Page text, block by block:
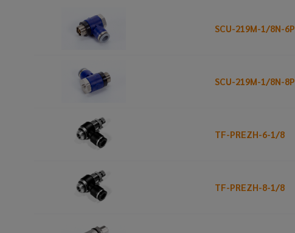
SCU-219M-1/8N-6P
SCU-219M-1/8N-8P
TF-PREZH-6-1/8
TF-PREZH-8-1/8